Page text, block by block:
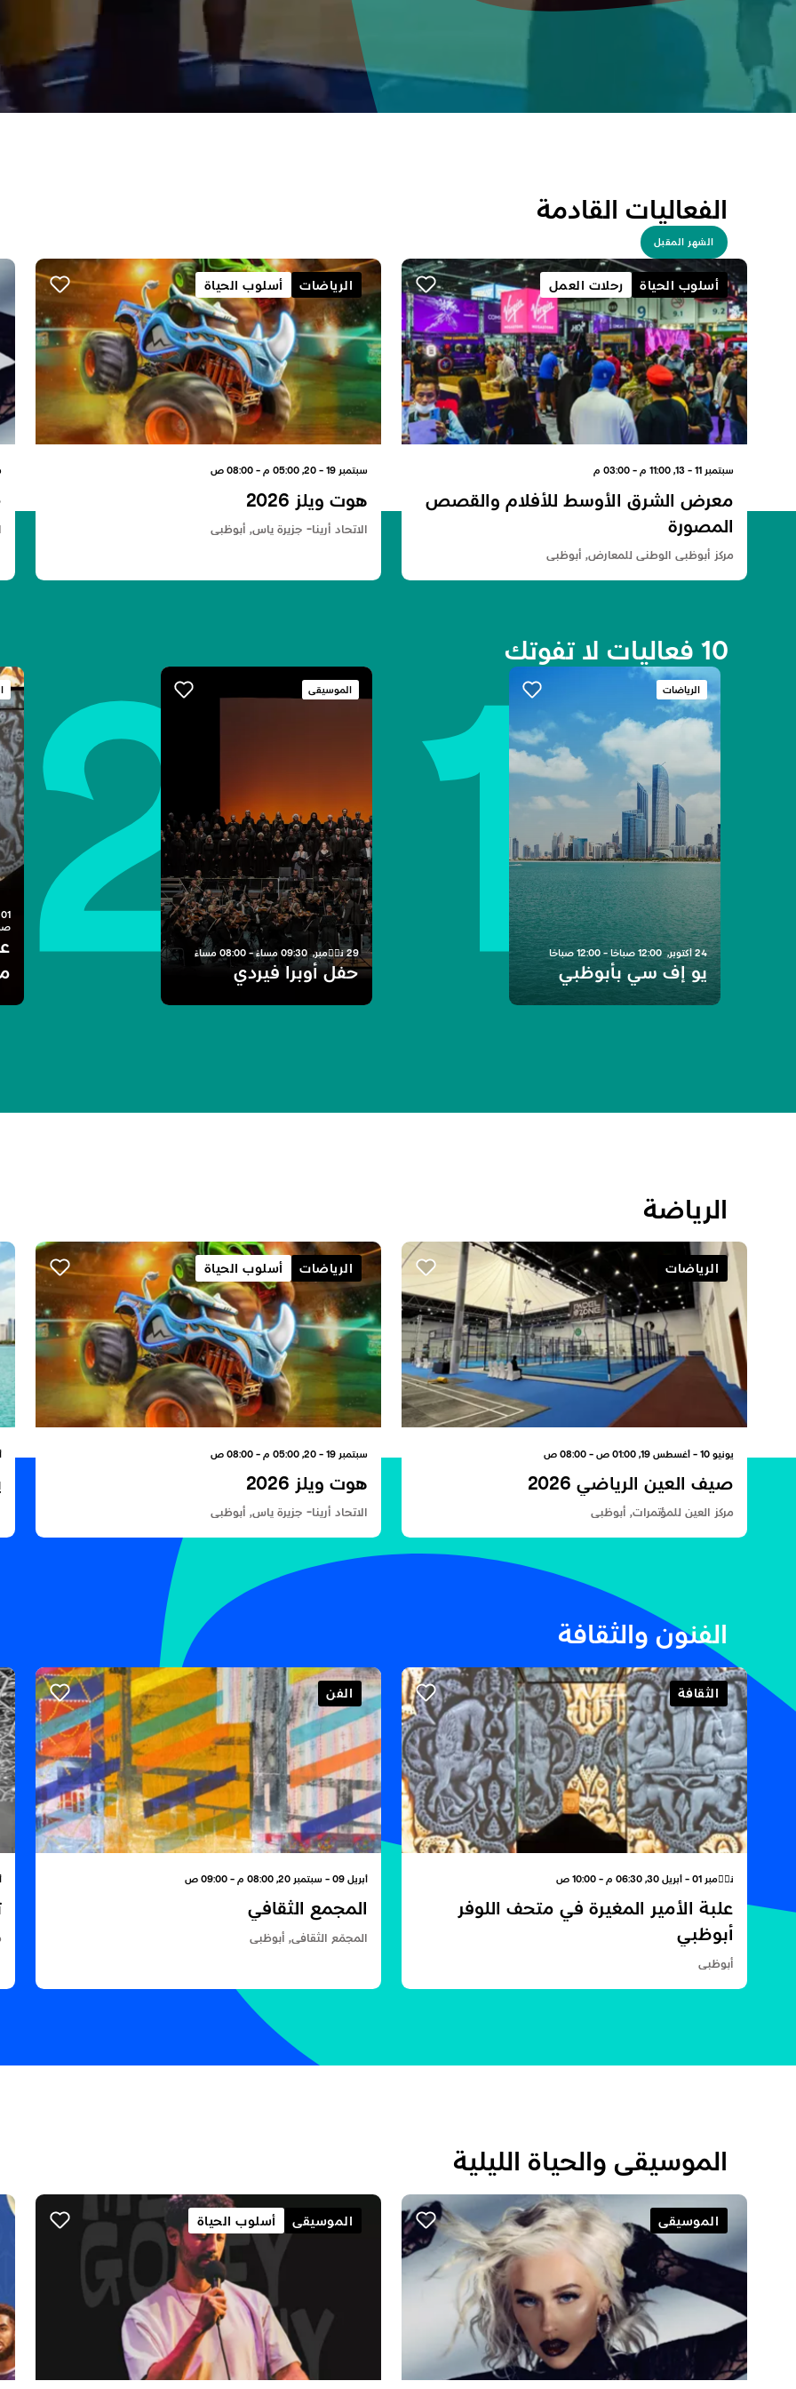
الفعاليات القادمة
الشهر المقبل
أسلوب الحياة رحلات العمل
سبتمبر 11 - 13, 11:00 م - 03:00 م
معرض الشرق الأوسط للأفلام والقصص
المصورة
مركز أبوظبي الوطني للمعارض, أبوظبي
الرياضات أسلوب الحياة
سبتمبر 19 - 20, 05:00 م - 08:00 ص
هوت ويلز 2026
الاتحاد أرينا- جزيرة ياس, أبوظبي
10 فعاليات لا تفوتك 1 الرياضات
‏24 أكتوبر, ‏ 12:00 صباحًا - 12:00 صباحًا
يو إف سي بأبوظبي 2 الموسيقى
‏29 نوٝمبر, ‏ 09:30 مساءً - 08:00 مساءً
حفل أوبرا فيردي
الرياضة
الرياضات
يونيو 10 - أغسطس 19, 01:00 ص - 08:00 ص
صيف العين الرياضي 2026
مركز العين للمؤتمرات, أبوظبي
الرياضات أسلوب الحياة
سبتمبر 19 - 20, 05:00 م - 08:00 ص
هوت ويلز 2026
الاتحاد أرينا- جزيرة ياس, أبوظبي
الفنون والثقافة
الثقافة
نوٝمبر 01 - أبريل 30, 06:30 م - 10:00 ص
علبة الأمير المغيرة في متحف اللوفر
أبوظبي
أبوظبي
الفن
أبريل 09 - سبتمبر 20, 08:00 م - 09:00 ص
المجمع الثقافي
المجمّع الثقافي, أبوظبي
الموسيقى والحياة الليلية
الموسيقى الموسيقى أسلوب الحياة